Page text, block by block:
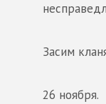
Засим
26 ноября.